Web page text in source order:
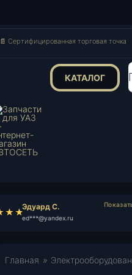
📄 Сертифицированная торговая точка
КАТАЛОГ
Эдуард С.
ed***@yandex.ru
Главная »